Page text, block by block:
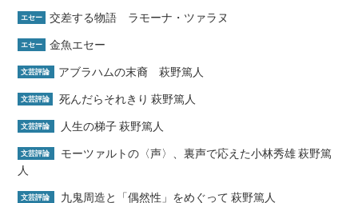
エセー 交差する物語 ラモーナ・ツァラヌ
エセー 金魚エセー
文芸評論 アブラハムの末裔 萩野篤人
文芸評論 死んだらそれきり 萩野篤人
文芸評論 人生の梯子 萩野篤人
文芸評論
モーツァルトの〈声〉、裏声で応えた小林秀雄 萩野篤
人
文芸評論 九鬼周造と「偶然性」をめぐって 萩野篤人